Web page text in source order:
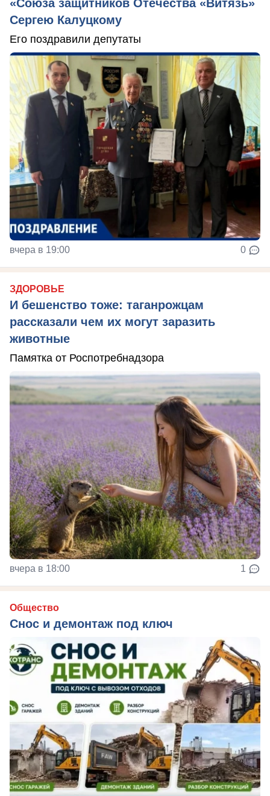
«Союза защитников Отечества «Витязь»
Сергею Калуцкому
Его поздравили депутаты
вчера в 19:00 0
ЗДОРОВЬЕ
И бешенство тоже: таганрожцам
рассказали чем их могут заразить
животные
Памятка от Роспотребнадзора
вчера в 18:00 1
Общество
Снос и демонтаж под ключ